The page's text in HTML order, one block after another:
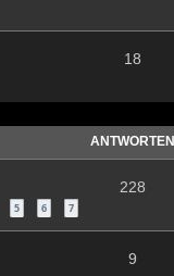
18
ANTWORTEN
5 6 7
228
9